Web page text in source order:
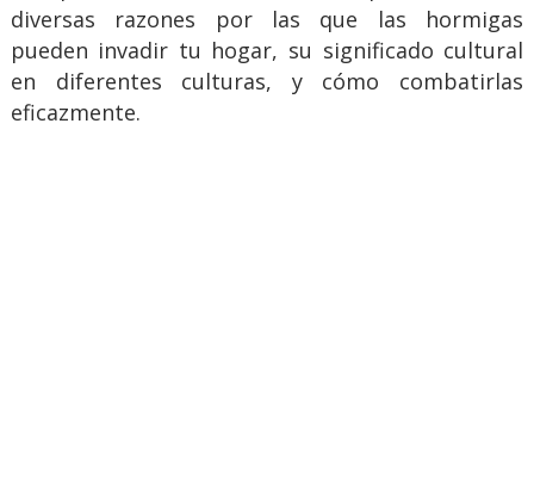
diversas razones por las que las hormigas
pueden invadir tu hogar, su significado cultural
en diferentes culturas, y cómo combatirlas
eficazmente.